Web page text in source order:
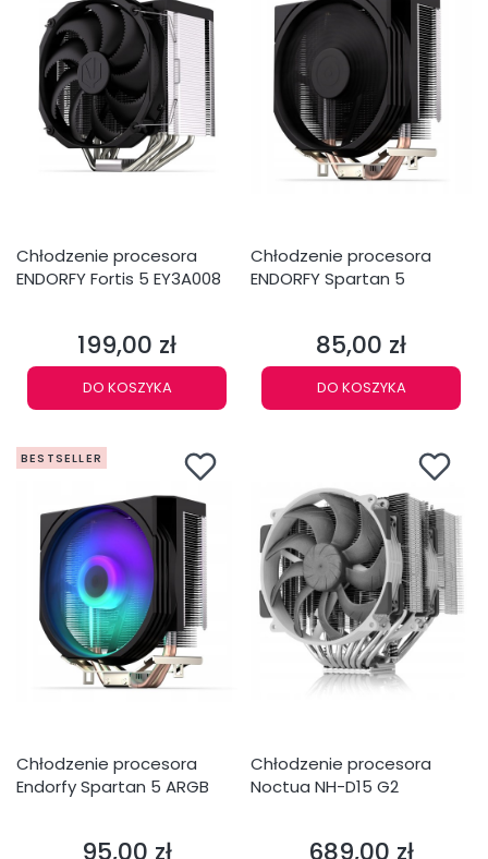
Chłodzenie procesora
ENDORFY Fortis 5 EY3A008
Cena
199,00 zł
DO KOSZYKA
Chłodzenie procesora
ENDORFY Spartan 5
Cena
85,00 zł
DO KOSZYKA
BESTSELLER
Chłodzenie procesora
Endorfy Spartan 5 ARGB
Cena
Chłodzenie procesora
Noctua NH-D15 G2
Cena